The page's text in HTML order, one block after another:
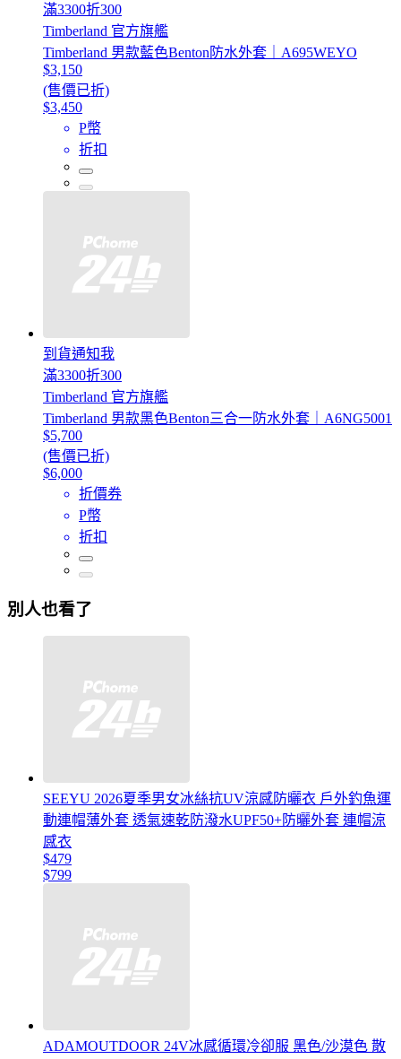
滿3300折300
Timberland 官方旗艦
Timberland 男款藍色Benton防水外套｜A695WEYO
$3,150
(售價已折)
$3,450
P幣
折扣
到貨通知我
滿3300折300
Timberland 官方旗艦
Timberland 男款黑色Benton三合一防水外套｜A6NG5001
$5,700
(售價已折)
$6,000
折價券
P幣
折扣
別人也看了
SEEYU 2026夏季男女冰絲抗UV涼感防曬衣 戶外釣魚運
動連帽薄外套 透氣速乾防潑水UPF50+防曬外套 連帽涼
感衣
$479
$799
ADAMOUTDOOR 24V冰感循環冷卻服 黑色/沙漠色 散